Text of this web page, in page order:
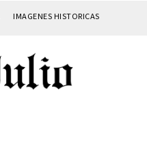
IMAGENES HISTORICAS